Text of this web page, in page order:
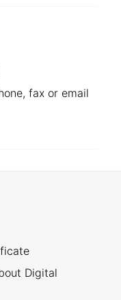
fax or email
Digital